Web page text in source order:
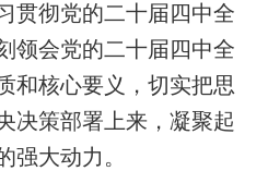
贯彻党的二十届四中全
领会党的二十届四中全
和核心要义，切实把思
决策部署上来，凝聚起
强大动力。